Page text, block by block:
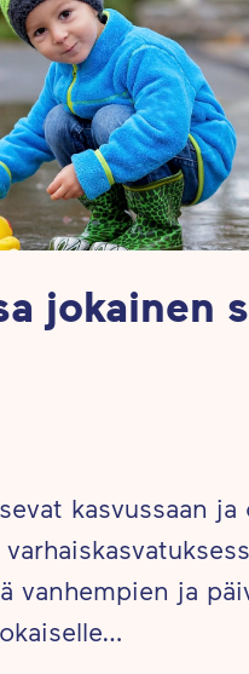
jokainen
kasvussaan
vanhempien ja